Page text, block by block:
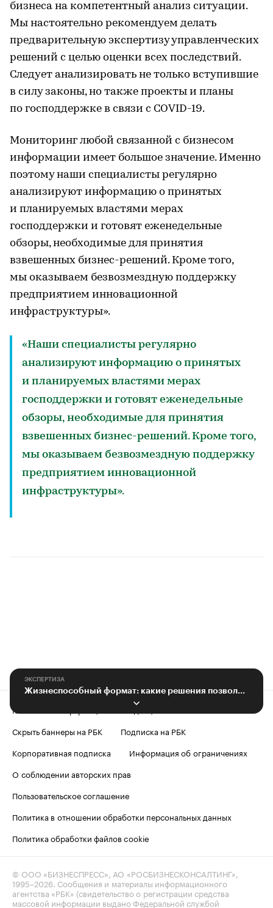
бизнеса на компетентный анализ ситуации.
Мы настоятельно рекомендуем делать
предварительную экспертизу управленческих
решений с целью оценки всех последствий.
Следует анализировать не только вступившие
в силу законы, но также проекты и планы
по господдержке в связи с COVID-19.
Мониторинг любой связанной с бизнесом
информации имеет большое значение. Именно
поэтому наши специалисты регулярно
анализируют информацию о принятых
и планируемых властями мерах
господдержки и готовят еженедельные
обзоры, необходимые для принятия
взвешенных бизнес-решений. Кроме того,
мы оказываем безвозмездную поддержку
предприятием инновационной
инфраструктуры».
«Наши специалисты регулярно
анализируют информацию о принятых
и планируемых властями мерах
господдержки и готовят еженедельные
обзоры, необходимые для принятия
взвешенных бизнес-решений. Кроме того,
мы оказываем безвозмездную поддержку
предприятием инновационной
инфраструктуры».
ЭКСПЕРТИЗА
Жизнеспособный формат: какие решения позволяют справляться с кризисом
Контактная информация
Скрыть баннеры на РБК
Подписка на РБК
Корпоративная подписка
Информация об ограничениях
О соблюдении авторских прав
Пользовательское соглашение
Политика в отношении обработки персональных данных
Политика обработки файлов cookie
© ООО «БИЗНЕСПРЕСС», АО «РОСБИЗНЕСКОНСАЛТИНГ»,
1995–2026. Сообщения и материалы информационного
агентства «РБК» (свидетельство о регистрации средства
массовой информации выдано Федеральной службой